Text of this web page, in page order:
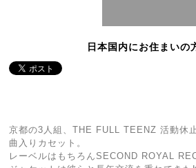
日本国内にお住まいの
京都の3人組、THE FULL TEENZ 活動休
曲入りカセット。
レーベルはもちろんSECOND ROYAL